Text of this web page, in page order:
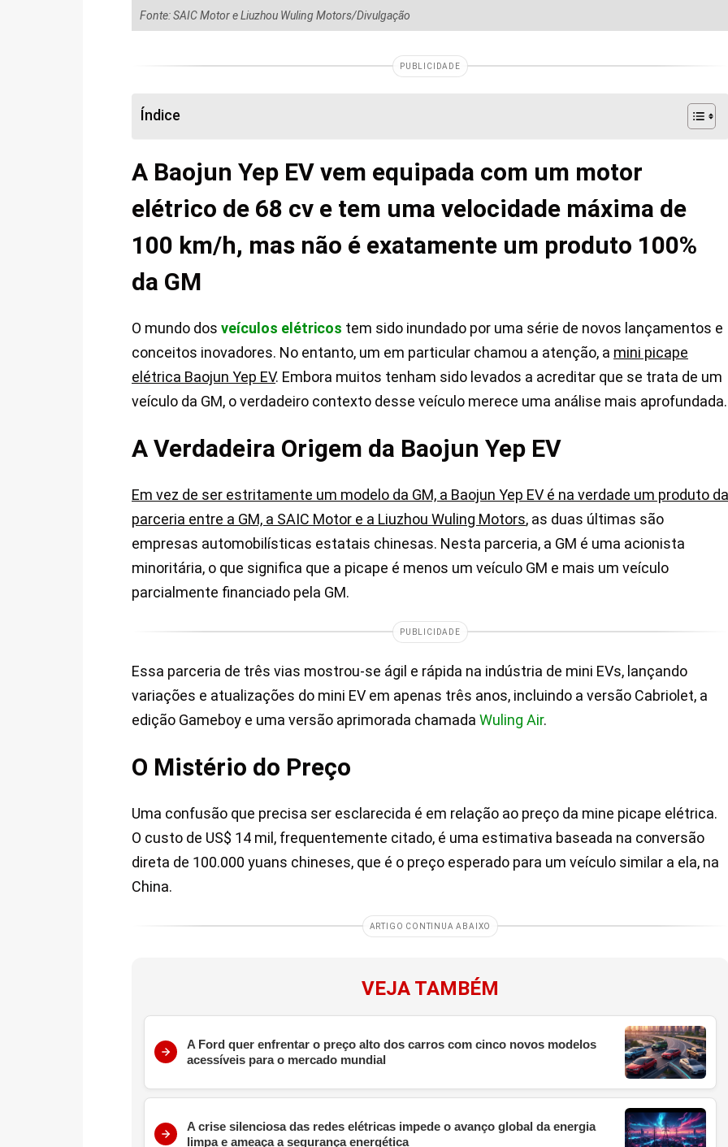
Fonte: SAIC Motor e Liuzhou Wuling Motors/Divulgação
PUBLICIDADE
Índice
A Baojun Yep EV vem equipada com um motor
elétrico de 68 cv e tem uma velocidade máxima de
100 km/h, mas não é exatamente um produto 100%
da GM
O mundo dos veículos elétricos tem sido inundado por uma série de novos lançamentos e
conceitos inovadores. No entanto, um em particular chamou a atenção, a mini picape
elétrica Baojun Yep EV. Embora muitos tenham sido levados a acreditar que se trata de um
veículo da GM, o verdadeiro contexto desse veículo merece uma análise mais aprofundada.
A Verdadeira Origem da Baojun Yep EV
Em vez de ser estritamente um modelo da GM, a Baojun Yep EV é na verdade um produto da
parceria entre a GM, a SAIC Motor e a Liuzhou Wuling Motors, as duas últimas são
empresas automobilísticas estatais chinesas. Nesta parceria, a GM é uma acionista
minoritária, o que significa que a picape é menos um veículo GM e mais um veículo
parcialmente financiado pela GM.
PUBLICIDADE
Essa parceria de três vias mostrou-se ágil e rápida na indústria de mini EVs, lançando
variações e atualizações do mini EV em apenas três anos, incluindo a versão Cabriolet, a
edição Gameboy e uma versão aprimorada chamada Wuling Air.
O Mistério do Preço
Uma confusão que precisa ser esclarecida é em relação ao preço da mine picape elétrica.
O custo de US$ 14 mil, frequentemente citado, é uma estimativa baseada na conversão
direta de 100.000 yuans chineses, que é o preço esperado para um veículo similar a ela, na
China.
ARTIGO CONTINUA ABAIXO
VEJA TAMBÉM
A Ford quer enfrentar o preço alto dos carros com cinco novos modelos
acessíveis para o mercado mundial
A crise silenciosa das redes elétricas impede o avanço global da energia
limpa e ameaça a segurança energética